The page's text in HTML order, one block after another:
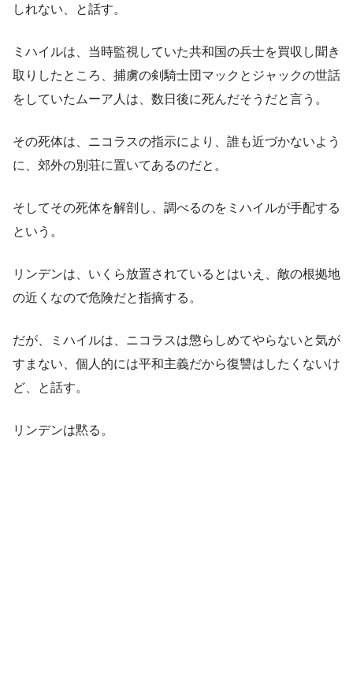
しれない、と話す。
ミハイルは、当時監視していた共和国の兵士を買収し聞き
取りしたところ、捕虜の剣騎士団マックとジャックの世話
をしていたムーア人は、数日後に死んだそうだと言う。
その死体は、ニコラスの指示により、誰も近づかないよう
に、郊外の別荘に置いてあるのだと。
そしてその死体を解剖し、調べるのをミハイルが手配する
という。
リンデンは、いくら放置されているとはいえ、敵の根拠地
の近くなので危険だと指摘する。
だが、ミハイルは、ニコラスは懲らしめてやらないと気が
すまない、個人的には平和主義だから復讐はしたくないけ
ど、と話す。
リンデンは黙る。